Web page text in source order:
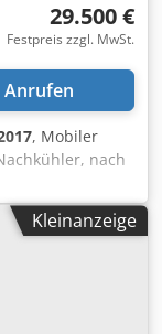
29.500 €
Festpreis zzgl. MwSt.
Anrufen
, Mobiler
nach
10,50
Motor:
Codpoy Iyxisfx
Nettopreis:
Maschine wurde
finden Sie
Kleinanzeige